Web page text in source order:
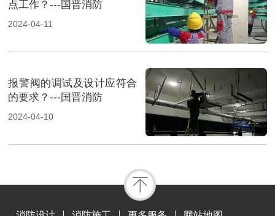
点工作？---国晋消防
2024-04-11
报警阀的调试及设计应符合
的要求？---国晋消防
2024-04-10